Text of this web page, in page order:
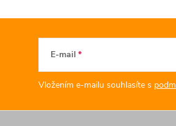
E-mail
Vložením e-mailu souhlasíte s